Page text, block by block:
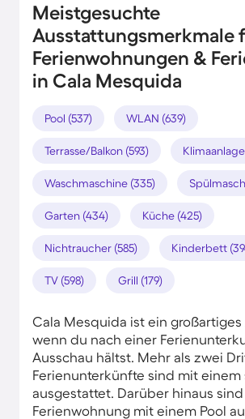
Meistgesuchte
Ausstattungsmerkmale
Ferienwohnungen &
in Cala Mesquida
Pool (537) WLAN (639)
Terrasse/Balkon (593)
Waschmaschine (335)
Garten (434) Küche (425)
Nichtraucher (585) Kinderbett
TV (598) Grill (179)
Cala Mesquida ist ein
wenn du nach einer
Ausschau hältst. Mehr als zwei
Ferienunterkünfte sind mit einem
ausgestattet. Darüber hinaus
Ferienwohnung mit einem Pool